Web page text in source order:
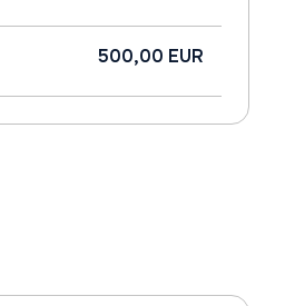
500,00 EUR